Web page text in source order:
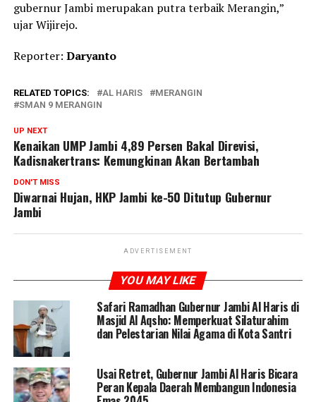
gubernur Jambi merupakan putra terbaik Merangin,”
ujar Wijirejo.
Reporter: Daryanto
RELATED TOPICS: AL HARIS
MERANGIN
SMAN 9 MERANGIN
UP NEXT
Kenaikan UMP Jambi 4,89 Persen Bakal Direvisi,
Kadisnakertrans: Kemungkinan Akan Bertambah
DON'T MISS
Diwarnai Hujan, HKP Jambi ke-50 Ditutup Gubernur
Jambi
ADVERTISEMENT
YOU MAY LIKE
Safari Ramadhan Gubernur Jambi Al Haris di
Masjid Al Aqsho: Memperkuat Silaturahim
dan Pelestarian Nilai Agama di Kota Santri
Usai Retret, Gubernur Jambi Al Haris Bicara
Peran Kepala Daerah Membangun Indonesia